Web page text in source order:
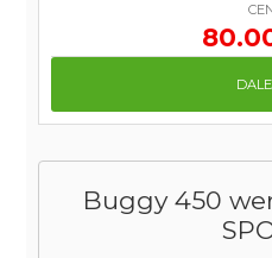
Buggy 450